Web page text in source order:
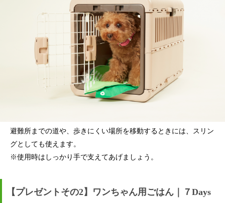
避難所までの道や、歩きにくい場所を移動するときには、スリン
グとしても使えます。
※使用時はしっかり手で支えてあげましょう。
【プレゼントその2】ワンちゃん用ごはん｜７Days